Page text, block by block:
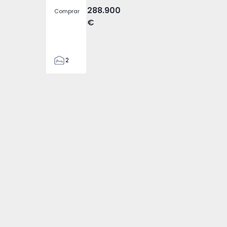
Comprar
288.900
€
2